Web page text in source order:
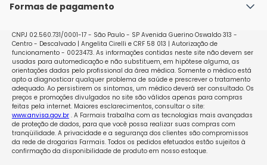
Políticas de Trocas e Devoluções
Formas de pagamento
CNPJ 02.560.731/0001-17 - São Paulo - SP Avenida Guerino Oswaldo 313 -
Centro - Descalvado | Angelita Cirelli e CRF 58 013 | Autorização de
funcionamento - 0023473. As informações contidas neste site não devem ser
usadas para automedicação e não substituem, em hipótese alguma, as
orientações dadas pelo profissional da área médica. Somente o médico está
apto a diagnosticar qualquer problema de saúde e prescrever o tratamento
adequado. Ao persistirem os sintomas, um médico deverá ser consultado. Os
preços e promoções divulgados no site são válidos apenas para compras
feitas pela internet. Maiores esclarecimentos, consultar o site:
www.anvisa.gov.br. A Farmais trabalha com as tecnologias mais avançadas
de proteção de dados, para que você possa realizar suas compras com
tranqüilidade. A privacidade e a segurança dos clientes são compromissos
da rede de drogarias Farmais. Todos os pedidos efetuados estão sujeitos à
confirmação da disponibilidade de produto em nosso estoque.